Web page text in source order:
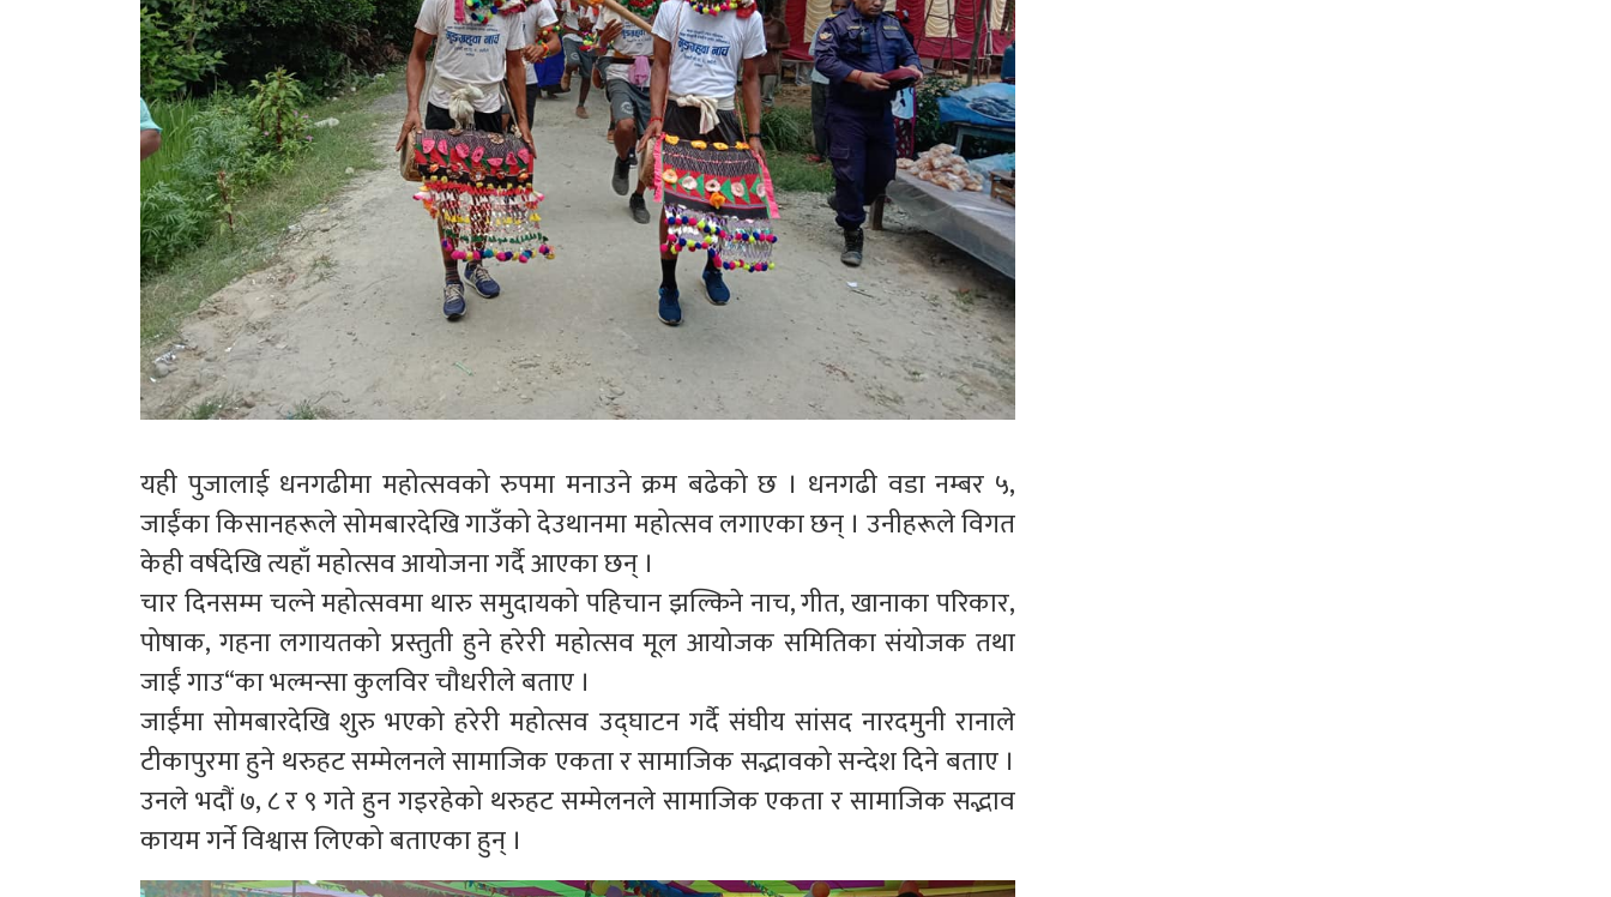
यही पुजालाई धनगढीमा महोत्सवको रुपमा मनाउने क्रम बढेको छ । धनगढी वडा नम्बर ५,
जाईंका किसानहरूले सोमबारदेखि गाउँको देउथानमा महोत्सव लगाएका छन् । उनीहरूले विगत
केही वर्षदेखि त्यहाँ महोत्सव आयोजना गर्दै आएका छन् ।
चार दिनसम्म चल्ने महोत्सवमा थारु समुदायको पहिचान झल्किने नाच, गीत, खानाका परिकार,
पोषाक, गहना लगायतको प्रस्तुती हुने हरेरी महोत्सव मूल आयोजक समितिका संयोजक तथा
जाईं गाउ“का भल्मन्सा कुलविर चौधरीले बताए ।
जाईंमा सोमबारदेखि शुरु भएको हरेरी महोत्सव उद्घाटन गर्दै संघीय सांसद नारदमुनी रानाले
टीकापुरमा हुने थरुहट सम्मेलनले सामाजिक एकता र सामाजिक सद्भावको सन्देश दिने बताए ।
उनले भदौं ७, ८ र ९ गते हुन गइरहेको थरुहट सम्मेलनले सामाजिक एकता र सामाजिक सद्भाव
कायम गर्ने विश्वास लिएको बताएका हुन् ।